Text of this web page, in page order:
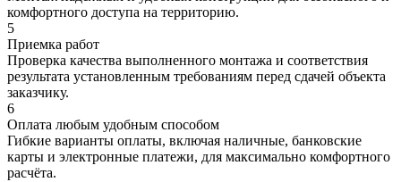
комфортного доступа на территорию.
5
Приемка работ
Проверка качества выполненного монтажа и соответствия
результата установленным требованиям перед сдачей объекта
заказчику.
6
Оплата любым удобным способом
Гибкие варианты оплаты, включая наличные, банковские
карты и электронные платежи, для максимально комфортного
расчёта.